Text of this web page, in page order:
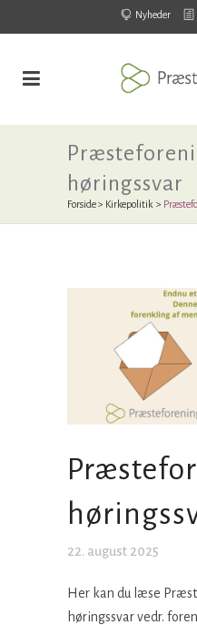
Nyheder
høringssvar
Forside> Kirkepolitik >
22. august 2025
Her kan du læse
høringssvar vedr.